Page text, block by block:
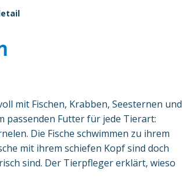
mit Fischen, Krabben, Seesternen und
passenden Futter für jede Tierart:
Die Fische schwimmen zu ihrem
mit ihrem schiefen Kopf sind doch
sind. Der Tierpfleger erklärt, wieso